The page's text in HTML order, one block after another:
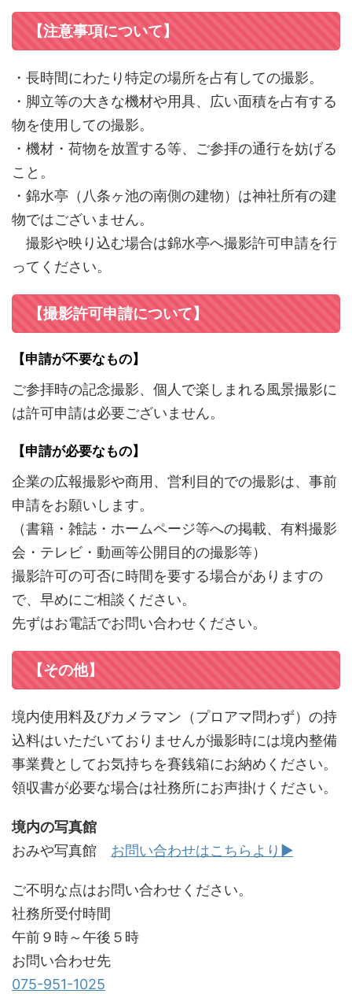
【注意事項について】
・長時間にわたり特定の場所を占有しての撮影。
・脚立等の大きな機材や用具、広い面積を占有する
物を使用しての撮影。
・機材・荷物を放置する等、ご参拝の通行を妨げる
こと。
・錦水亭（八条ヶ池の南側の建物）は神社所有の建
物ではございません。
撮影や映り込む場合は錦水亭へ撮影許可申請を行
ってください。
【撮影許可申請について】
【申請が不要なもの】
ご参拝時の記念撮影、個人で楽しまれる風景撮影に
は許可申請は必要ございません。
【申請が必要なもの】
企業の広報撮影や商用、営利目的での撮影は、事前
申請をお願いします。
（書籍・雑誌・ホームページ等への掲載、有料撮影
会・テレビ・動画等公開目的の撮影等）
撮影許可の可否に時間を要する場合がありますの
で、早めにご相談ください。
先ずはお電話でお問い合わせください。
【その他】
境内使用料及びカメラマン（プロアマ問わず）の持
込料はいただいておりませんが撮影時には境内整備
事業費としてお気持ちを賽銭箱にお納めください。
領収書が必要な場合は社務所にお声掛けください。
境内の写真館
おみや写真館 お問い合わせはこちらより▶
ご不明な点はお問い合わせください。
社務所受付時間
午前９時～午後５時
お問い合わせ先
075-951-1025